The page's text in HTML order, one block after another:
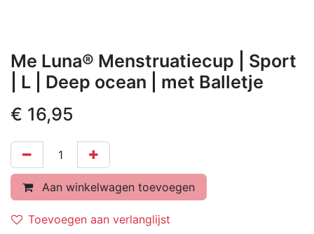
Me Luna® Menstruatiecup | Sport
| L | Deep ocean | met Balletje
€ 16,95
Aan winkelwagen toevoegen
Toevoegen aan verlanglijst